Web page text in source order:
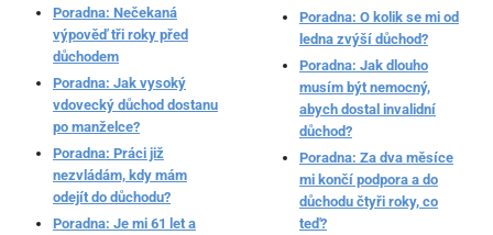
Poradna: Nečekaná
výpověď tři roky před
důchodem
Poradna: Jak vysoký
vdovecký důchod dostanu
po manželce?
Poradna: Práci již
nezvládám, kdy mám
odejít do důchodu?
Poradna: Je mi 61 let a
Poradna: O kolik se mi od
ledna zvýší důchod?
Poradna: Jak dlouho
musím být nemocný,
abych dostal invalidní
důchod?
Poradna: Za dva měsíce
mi končí podpora a do
důchodu čtyři roky, co
teď?